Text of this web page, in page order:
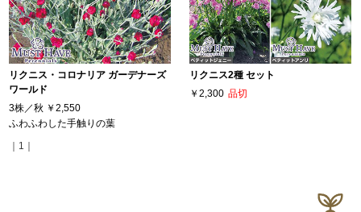
リクニス・コロナリア ガーデナーズ
ワールド
3株／秋 ￥2,550
ふわふわした手触りの葉
リクニス2種 セット
￥2,300 品切
｜1｜